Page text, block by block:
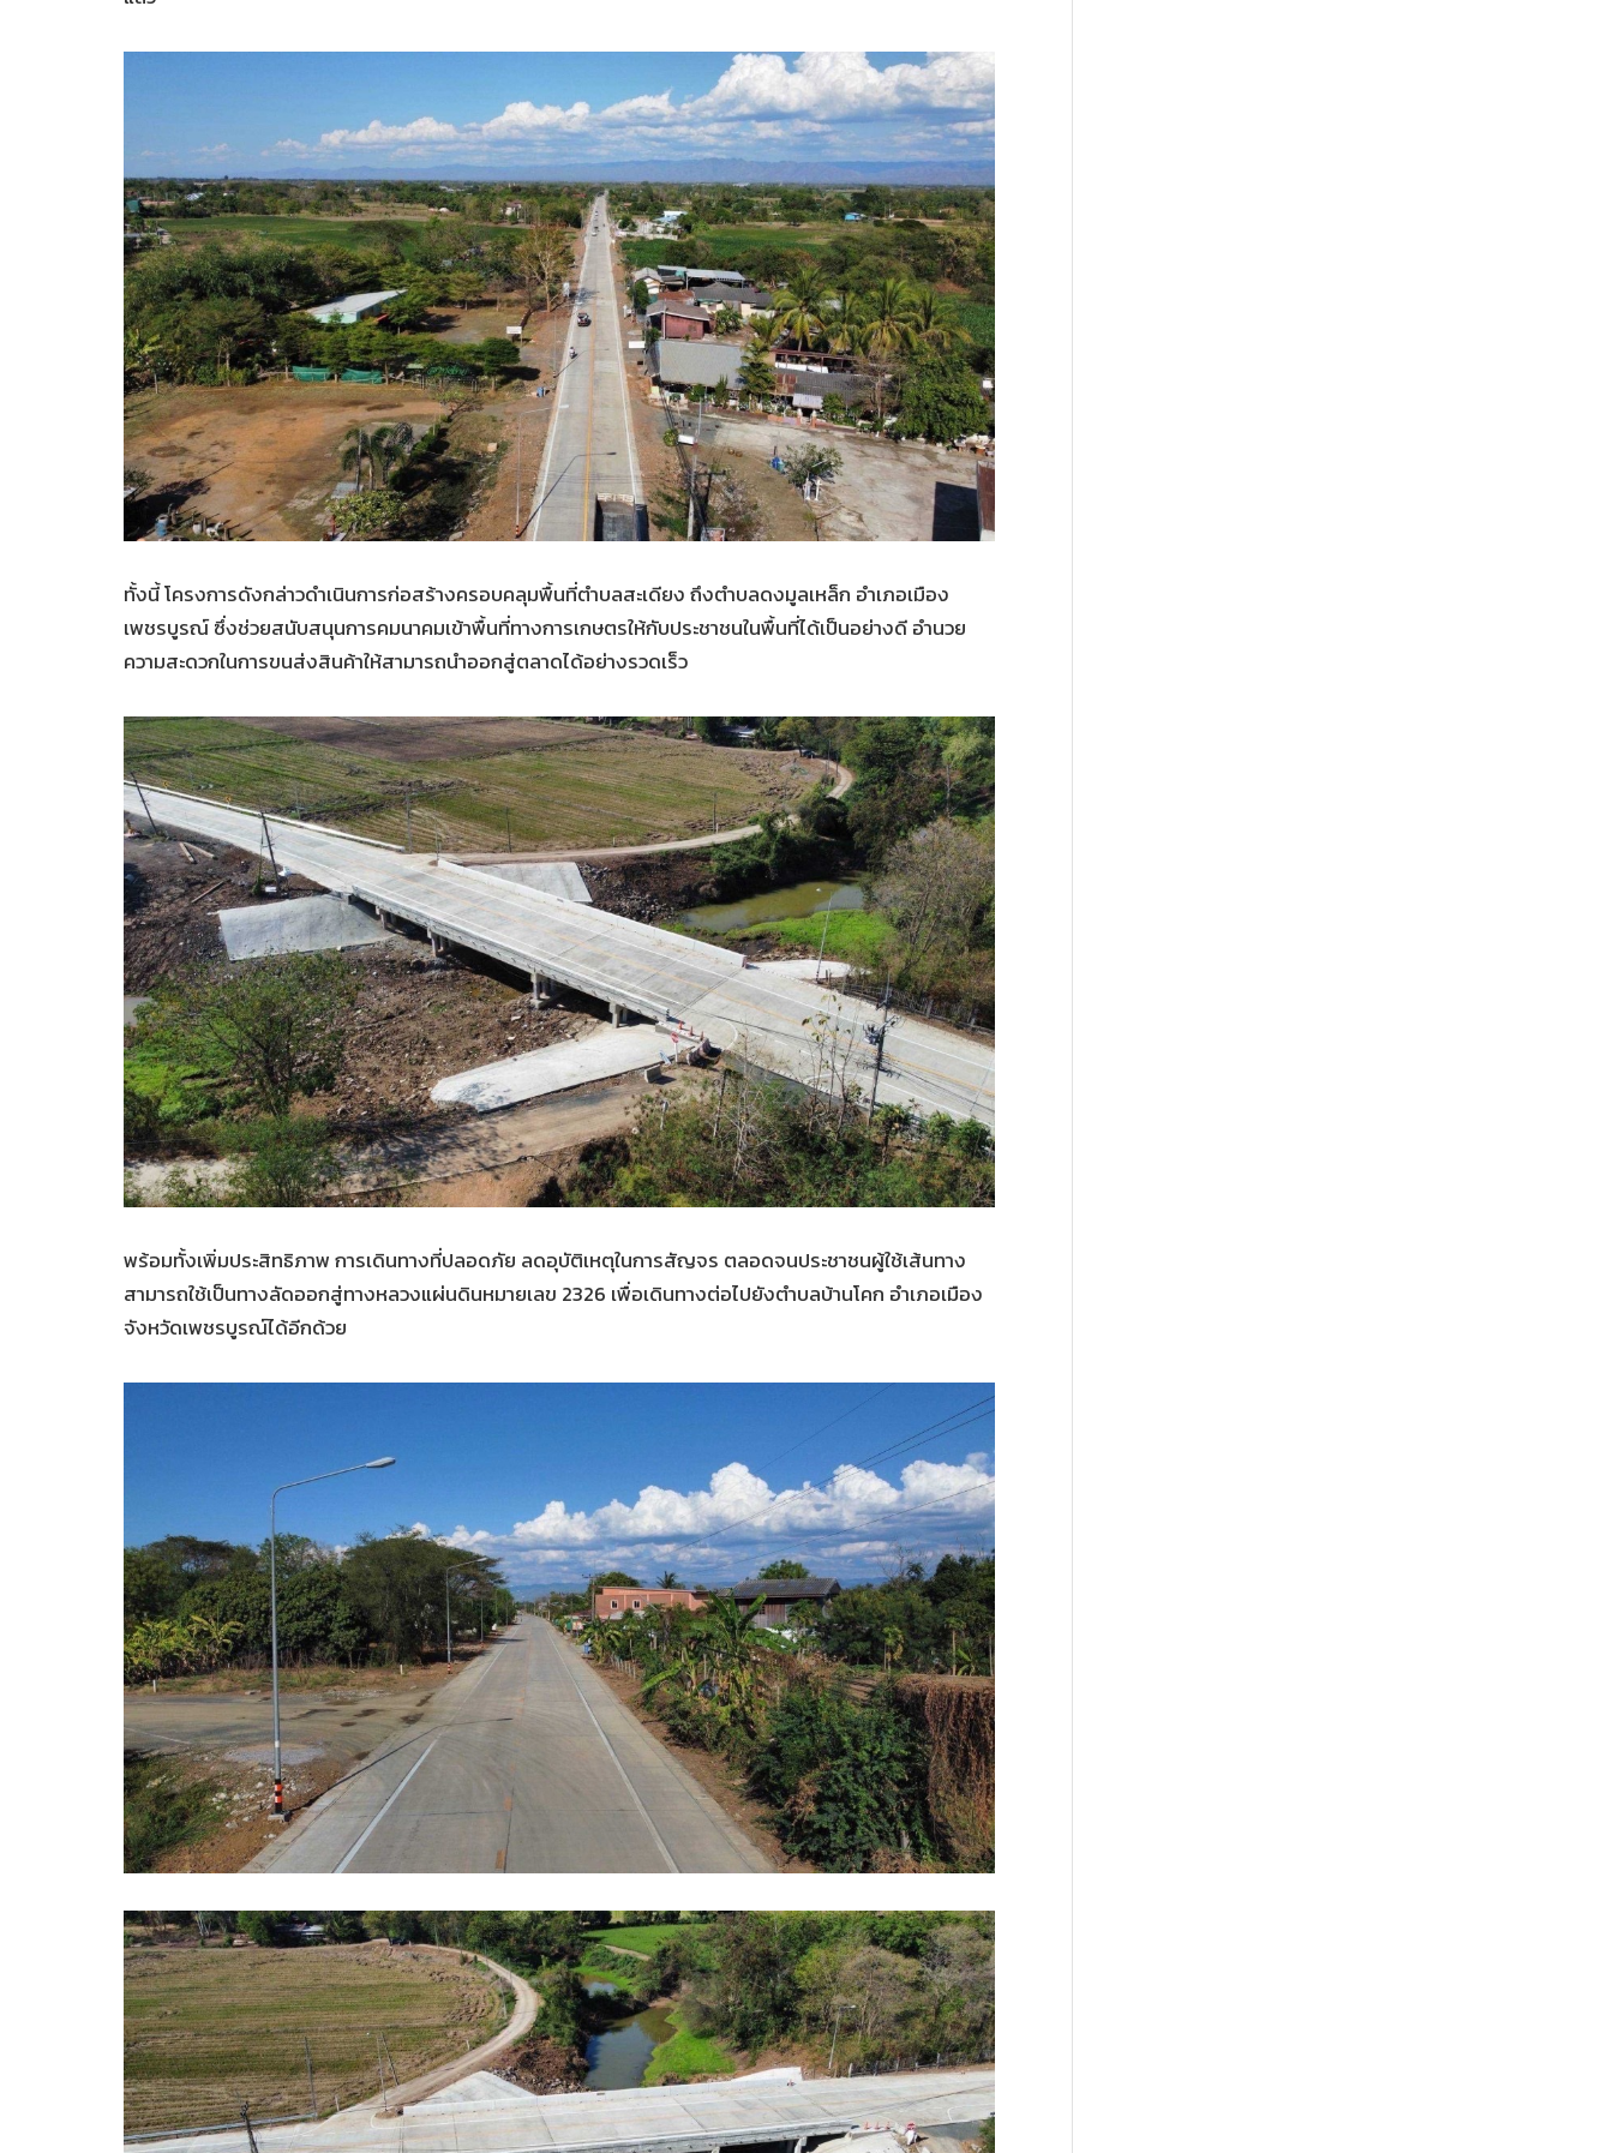
ทั้งนี้ โครงการดังกล่าวดำเนินการก่อสร้างครอบคลุมพื้นที่ตำบลสะเดียง ถึงตำบลดงมูลเหล็ก อำเภอเมือง
เพชรบูรณ์ ซึ่งช่วยสนับสนุนการคมนาคมเข้าพื้นที่ทางการเกษตรให้กับประชาชนในพื้นที่ได้เป็นอย่างดี อำนวย
ความสะดวกในการขนส่งสินค้าให้สามารถนำออกสู่ตลาดได้อย่างรวดเร็ว
พร้อมทั้งเพิ่มประสิทธิภาพ การเดินทางที่ปลอดภัย ลดอุบัติเหตุในการสัญจร ตลอดจนประชาชนผู้ใช้เส้นทาง
สามารถใช้เป็นทางลัดออกสู่ทางหลวงแผ่นดินหมายเลข 2326 เพื่อเดินทางต่อไปยังตำบลบ้านโคก อำเภอเมือง
จังหวัดเพชรบูรณ์ได้อีกด้วย